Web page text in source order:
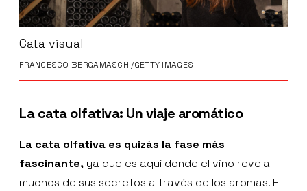
Cata visual
FRANCESCO BERGAMASCHI/GETTY IMAGES
La cata olfativa: Un viaje aromático
La cata olfativa es quizás la fase más
fascinante, ya que es aquí donde el vino revela
muchos de sus secretos a través de los aromas. El